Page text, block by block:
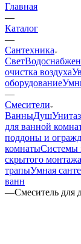
Главная
—
Каталог
—
Сантехника
Свет
очистка воздуха
оборудование
—
Смесители
ВанныДуш
для ванной
поддоны и
комнатыСистемы
скрытого монтажа
трапыУмная
ванн
—Смеситель для